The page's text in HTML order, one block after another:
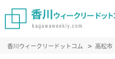
香川ウィークリードットコム 高松市